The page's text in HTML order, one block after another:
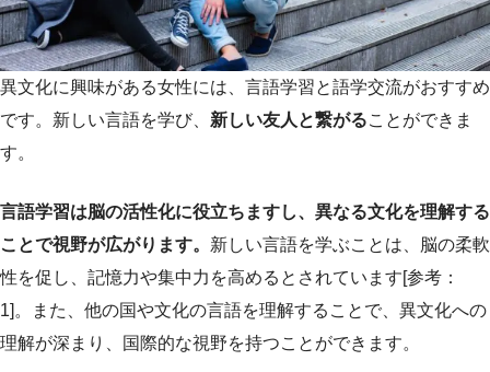
異文化に興味がある女性には、言語学習と語学交流がおすすめ
です。新しい言語を学び、 新しい友人と繋がることができま
す。
言語学習は脳の活性化に役立ちますし、異なる文化を理解する
ことで視野が広がります。 新しい言語を学ぶことは、脳の柔軟
性を促し、記憶力や集中力を高めるとされています[参考：
1]。また、他の国や文化の言語を理解することで、異文化への
理解が深まり、国際的な視野を持つことができます。